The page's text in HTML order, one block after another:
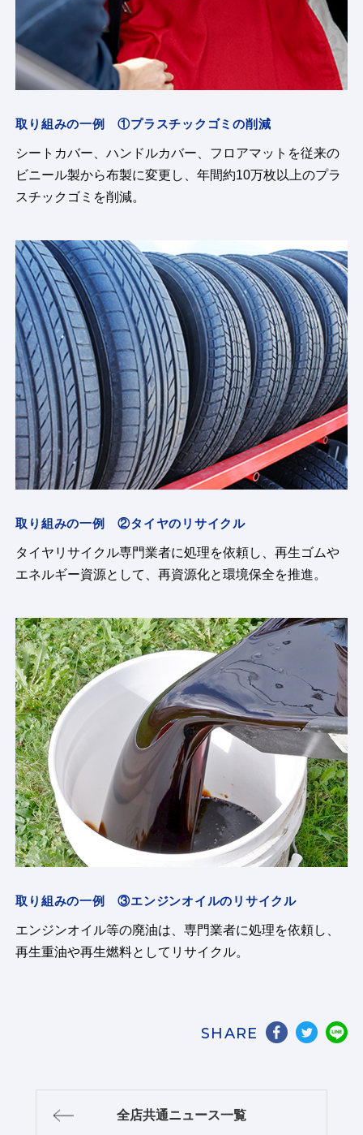
取り組みの一例 ①プラスチックゴミの削減
シートカバー、ハンドルカバー、フロアマットを従来の
ビニール製から布製に変更し、年間約10万枚以上のプラ
スチックゴミを削減。
取り組みの一例 ②タイヤのリサイクル
タイヤリサイクル専門業者に処理を依頼し、再生ゴムや
エネルギー資源として、再資源化と環境保全を推進。
取り組みの一例 ③エンジンオイルのリサイクル
エンジンオイル等の廃油は、専門業者に処理を依頼し、
再生重油や再生燃料としてリサイクル。
SHARE
全店共通ニュース一覧